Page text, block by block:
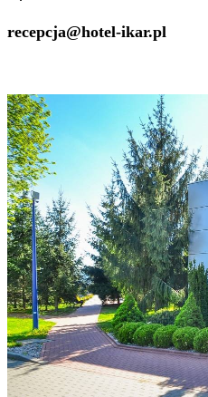
recepcja@hotel-ikar.pl